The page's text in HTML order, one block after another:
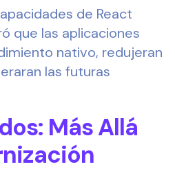
de React
que las aplicaciones
nativo, redujeran
las futuras
Más Allá